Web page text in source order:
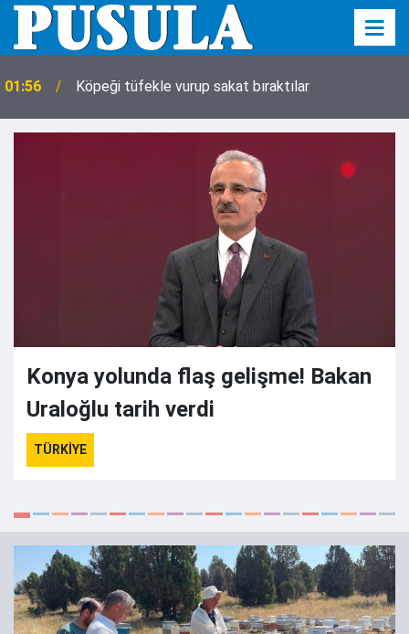
01:56 Köpeği tüfekle vurup sakat bıraktılar
Konya yolunda flaş gelişme! Bakan
Uraloğlu tarih verdi
TÜRKİYE